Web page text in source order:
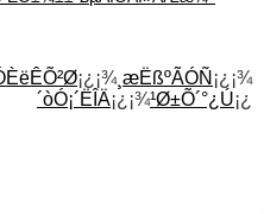
¡¿¡¾¸æËßºÃÓÑ ¡¿¡¾
´òÓ¡´ËÎÄ¡¿¡¾¹Ø±Õ´°¿Ú¡¿